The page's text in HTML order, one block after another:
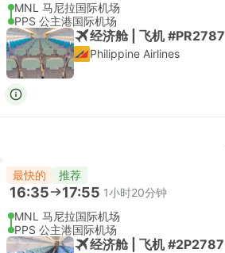
MNL 马尼拉国际机场
PPS 公主港国际机场
经济舱 | 飞机 #PR2787
Philippine Airlines
最快的 推荐
16:35 17:55 1小时20分钟
MNL 马尼拉国际机场
PPS 公主港国际机场
经济舱 | 飞机 #2P2787